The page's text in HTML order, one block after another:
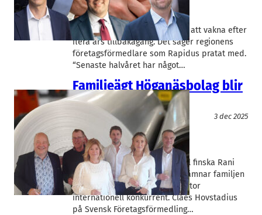
Tobias Lundin
Marknaden för onoterade
företagsöverlåtelser är på väg att vakna efter
flera års tillbakagång. Det säger regionens
företagsförmedlare som Rapidus pratat med.
“Senaste halvåret har något…
Familjeägt Höganäsbolag blir
finskt
Entreprenörskap
3 dec 2025
Kullaplast
, Rani Plast, Svensk
Företagsförmedling
Claes Hovstadius, Oscar Skoglund
Familjeägda Kullaplast säljs till finska Rani
Plast. Efter fyra generationer lämnar familjen
Skoglund därmed över till en stor
internationell konkurrent. Claes Hovstadius
på Svensk Företagsförmedling…